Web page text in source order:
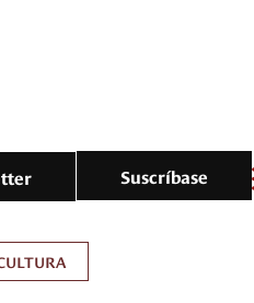
Suscríbase